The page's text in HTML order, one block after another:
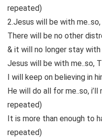
repeated)
2.Jesus will be with
There will be no other
& it will no longer stay with
Jesus will be with me..so,
I will keep on believing in
He will do all for me..so,
repeated)
It is more than enough to
repeated)